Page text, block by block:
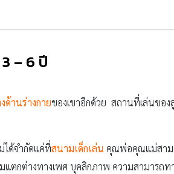
– 6 ปี
านร่างกายของเขาอีกด้วย สถานที่เล่นขอ
ได้จำกัดแค่ที่สนามเด็กเล่น คุณพ่อคุณแม่สาม
กต่างทางเพศ บุคลิกภาพ ความสามารถท